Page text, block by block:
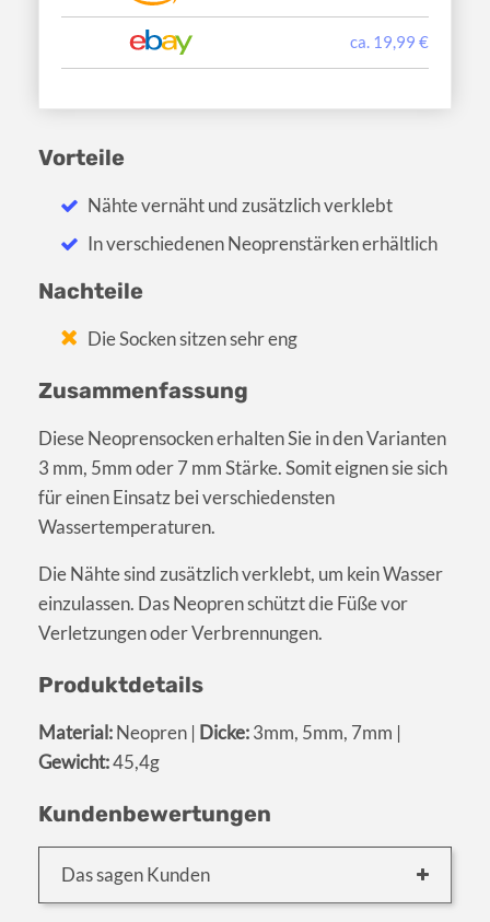
ca. 19,99 €
Vorteile
Nähte vernäht und zusätzlich verklebt
In verschiedenen Neoprenstärken erhältlich
Nachteile
Die Socken sitzen sehr eng
Zusammenfassung
Diese Neoprensocken erhalten Sie in den Varianten
3 mm, 5mm oder 7 mm Stärke. Somit eignen sie sich
für einen Einsatz bei verschiedensten
Wassertemperaturen.
Die Nähte sind zusätzlich verklebt, um kein Wasser
einzulassen. Das Neopren schützt die Füße vor
Verletzungen oder Verbrennungen.
Produktdetails
Material:Neopren | Dicke:3mm, 5mm, 7mm |
Gewicht:45,4g
Kundenbewertungen
Das sagen Kunden